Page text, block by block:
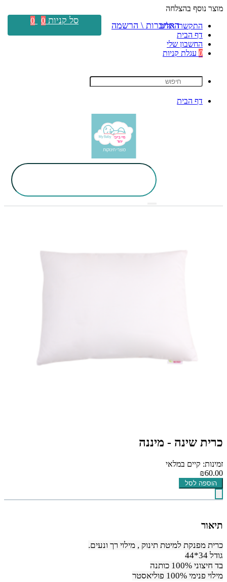
מוצר נוסף בהצלחה
התקשרו אלינו
דף הבית
החשבון שלי
0 עגלת קניות
דף הבית
התחברות \ הרשמה סל קניות 0
0
כרית שינה - מיננה
זמינות: קיים במלאי
₪60.00
הוספה לסל
תיאור
כרית מפנקת למיטת תינוק , מילוי רך ונעים.
גודל 34*44
בד חיצוני 100% כותנה
מילוי פנימי 100% פוליאסטר